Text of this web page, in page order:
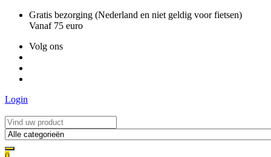
inhoud
Gratis bezorging (Nederland en niet geldig voor fietsen)
Vanaf 75 euro
Volg ons
Login